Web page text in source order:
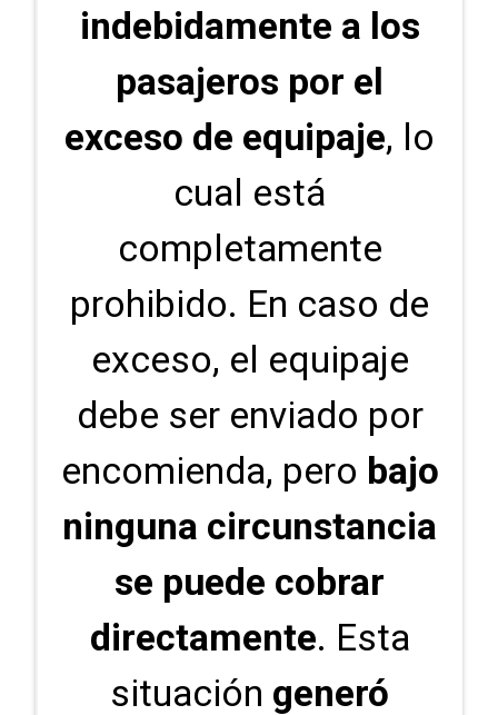
indebidamente a los
pasajeros por el
exceso de equipaje, lo
cual está
completamente
prohibido. En caso de
exceso, el equipaje
debe ser enviado por
encomienda, pero bajo
ninguna circunstancia
se puede cobrar
directamente. Esta
situación generó